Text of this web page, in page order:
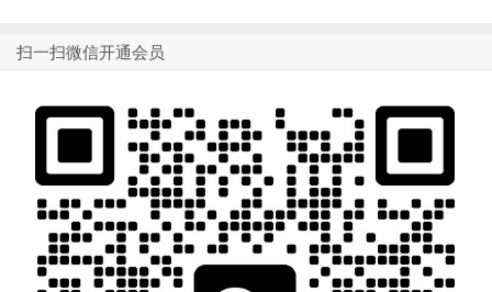
扫一扫微信开通会员